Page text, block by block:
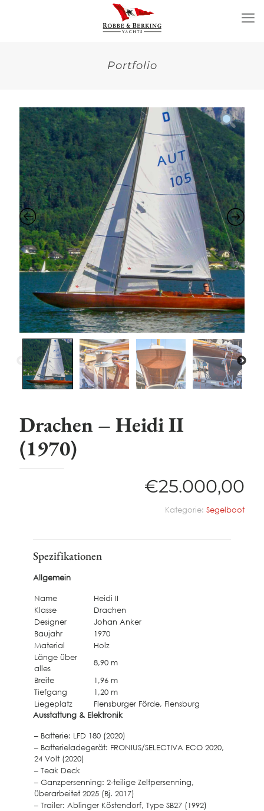
Portfolio
Drachen – Heidi II
(1970)
€25.000,00
Kategorie: Segelboot
Spezifikationen
Allgemein
Name
Heidi II
Klasse
Drachen
Designer
Johan Anker
Baujahr
1970
Material
Holz
Länge über
alles
8,90 m
Breite
1,96 m
Tiefgang
1,20 m
Liegeplatz
Flensburger Förde, Flensburg
Ausstattung & Elektronik
– Batterie: LFD 180 (2020)
– Batterieladegerät: FRONIUS/SELECTIVA ECO 2020,
24 Volt (2020)
– Teak Deck
– Ganzpersenning: 2-teilige Zeltpersenning,
überarbeitet 2025 (Bj. 2017)
– Trailer: Ablinger Köstendorf, Type SB27 (1992)